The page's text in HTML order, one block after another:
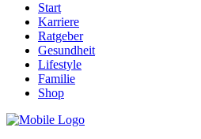
Start
Karriere
Ratgeber
Gesundheit
Lifestyle
Familie
Shop